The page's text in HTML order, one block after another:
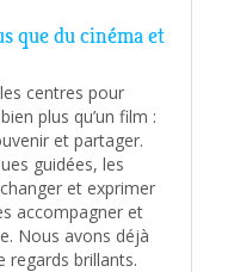
que du cinéma et
centres pour
plus qu’un film :
et partager.
guidées, les
et exprimer
accompagner et
Nous avons déjà
regards brillants.